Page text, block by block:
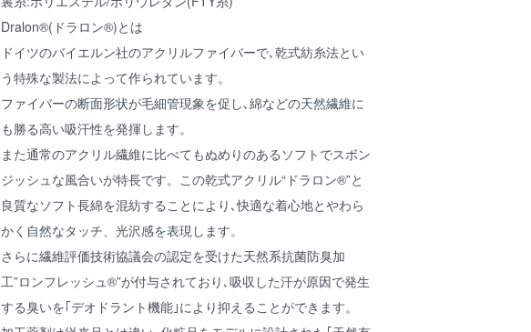
Dralon®︎(ドラロン®︎)とは
ドイツのバイエルン社のアクリルファイバーで､乾式紡糸法とい
う特殊な製法によって作られています。
ファイバーの断面形状が毛細管現象を促し､綿などの天然繊維に
も勝る高い吸汗性を発揮します。
また通常のアクリル繊維に比べてもぬめりのあるソフトでスボン
ジッシュな風合いが特長です。この乾式アクリル“ドラロン®”と
良質なソフト長綿を混紡することにより､快適な着心地とやわら
かく自然なタッチ、光沢感を表現します。
さらに繊維評価技術協議会の認定を受けた天然系抗菌防臭加
工”ロンフレッシュ®”が付与されており､吸収した汗が原因で発生
する臭いを｢デオドラント機能｣により抑えることができます。